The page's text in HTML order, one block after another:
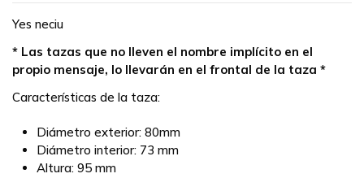
Yes neciu
* Las tazas que no lleven el nombre implícito en el
propio mensaje, lo llevarán en el frontal de la taza *
Características de la taza:
Diámetro exterior: 80mm
Diámetro interior: 73 mm
Altura: 95 mm